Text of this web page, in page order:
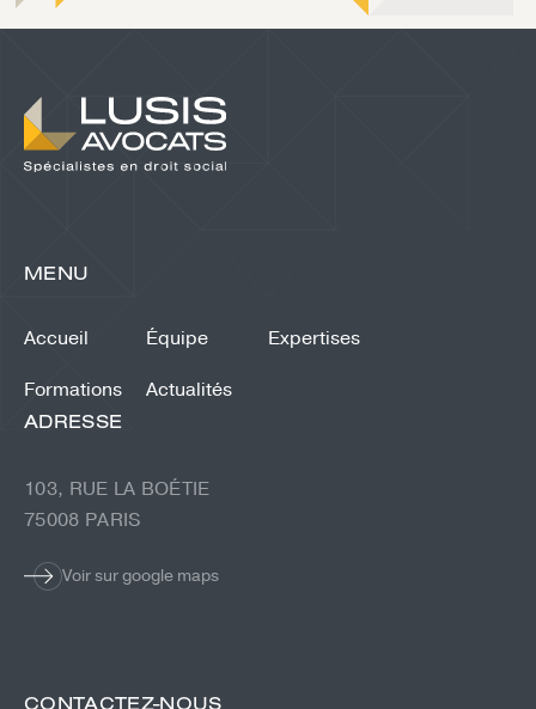
ADRESSE
103, RUE LA BOÉTIE
75008 PARIS
Voir sur google maps
MENU
Accueil Équipe
Expertises
Formations
Actualités
CONTACTEZ-NOUS